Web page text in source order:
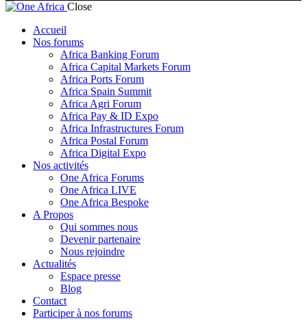
Close
Accueil
Nos forums
Africa Banking Forum
Africa Capital Markets Forum
Africa Ports Forum
Africa Spain Summit
Africa Agri Forum
Africa Pay & ID Expo
Africa Infrastructures Forum
Africa Postal Forum
Africa Digital Expo
Nos activités
One Africa Forums
One Africa LIVE
One Africa Bespoke
A Propos
Qui sommes nous
Devenir partenaire
Nous rejoindre
Actualités
Espace presse
Blog
Contact
Participer à nos forums